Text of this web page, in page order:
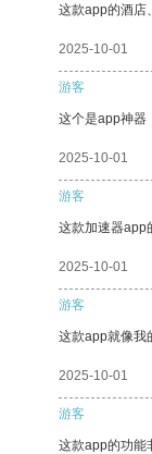
这款app的酒店
2025-10-01
游客
这个是app神器
2025-10-01
游客
这款加速器app
2025-10-01
游客
这款app就像我
2025-10-01
游客
这款app的功能